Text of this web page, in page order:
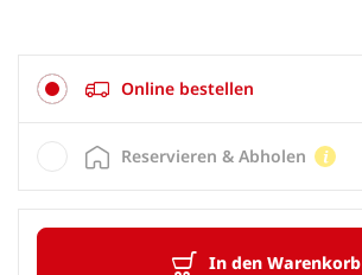
Online bestellen
In den Warenkorb
Reservieren & Abholen